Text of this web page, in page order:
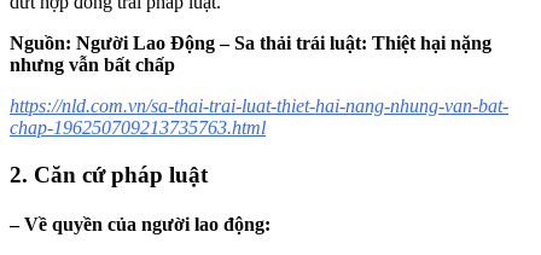
Nguồn: Người Lao Động – Sa thải trái luật: Thiệt hại nặng
nhưng vẫn bất chấp
https://nld.com.vn/sa-thai-trai-luat-thiet-hai-nang-nhung-van-bat-
chap-196250709213735763.html
2. Căn cứ pháp luật
– Về quyền của người lao động: